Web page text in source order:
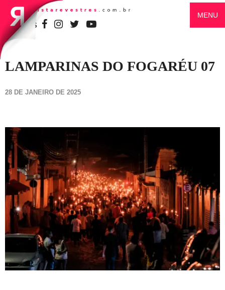
SIGA-NOS
MENU
LAMPARINAS DO FOGARÉU 07
28 DE JANEIRO DE 2025